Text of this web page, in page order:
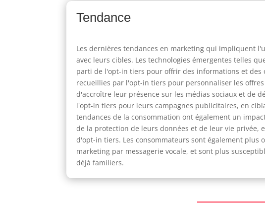
Tendance
Les dernières tendances en marketing qui impliquent
avec leurs cibles. Les technologies émergentes telles
parti de l'opt-in tiers pour offrir des informations et
recueillies par l'opt-in tiers pour personnaliser les
d'accroître leur présence sur les médias sociaux et de
l'opt-in tiers pour leurs campagnes publicitaires, en
tendances de la consommation ont également un
de la protection de leurs données et de leur vie
d'opt-in tiers. Les consommateurs sont également plus
marketing par messagerie vocale, et sont plus
déjà familiers.